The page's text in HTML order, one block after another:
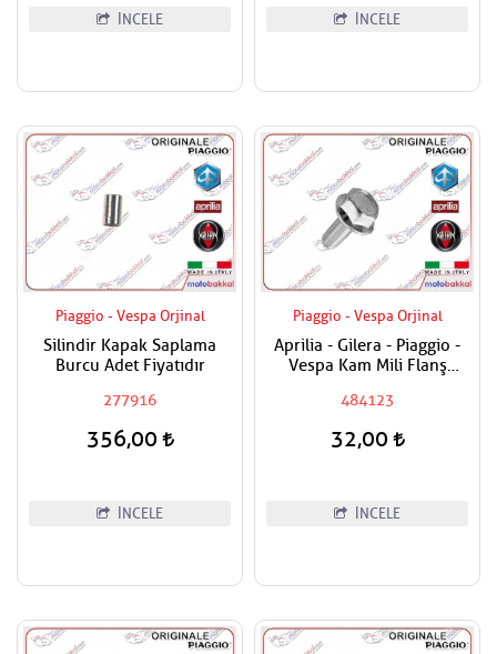
İNCELE İNCELE
Piaggio - Vespa Orjinal
Silindir Kapak Saplama
Burcu Adet Fiyatıdır
277916
356,00
İNCELE
Piaggio - Vespa Orjinal
Aprilia - Gilera - Piaggio -
Vespa Kam Mili Flanş
484123
32,00
İNCELE